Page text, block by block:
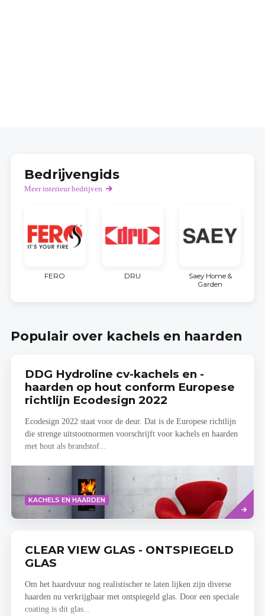
Bedrijvengids
Meer interieur bedrijven
FERO DRU
Saey Home &
Garden
Populair over kachels en haarden
DDG Hydroline cv-kachels en -
haarden op hout conform Europese
richtlijn Ecodesign 2022
Ecodesign 2022 staat voor de deur. Dat is de Europese richtlijn
die strenge uitstootnormen voorschrijft voor kachels en haarden
met hout als brandstof...
KACHELS EN HAARDEN
meer
CLEAR VIEW GLAS - ONTSPIEGELD
GLAS
Om het haardvuur nog realistischer te laten lijken zijn diverse
haarden nu verkrijgbaar met ontspiegeld glas. Door een speciale
coating is dit glas...